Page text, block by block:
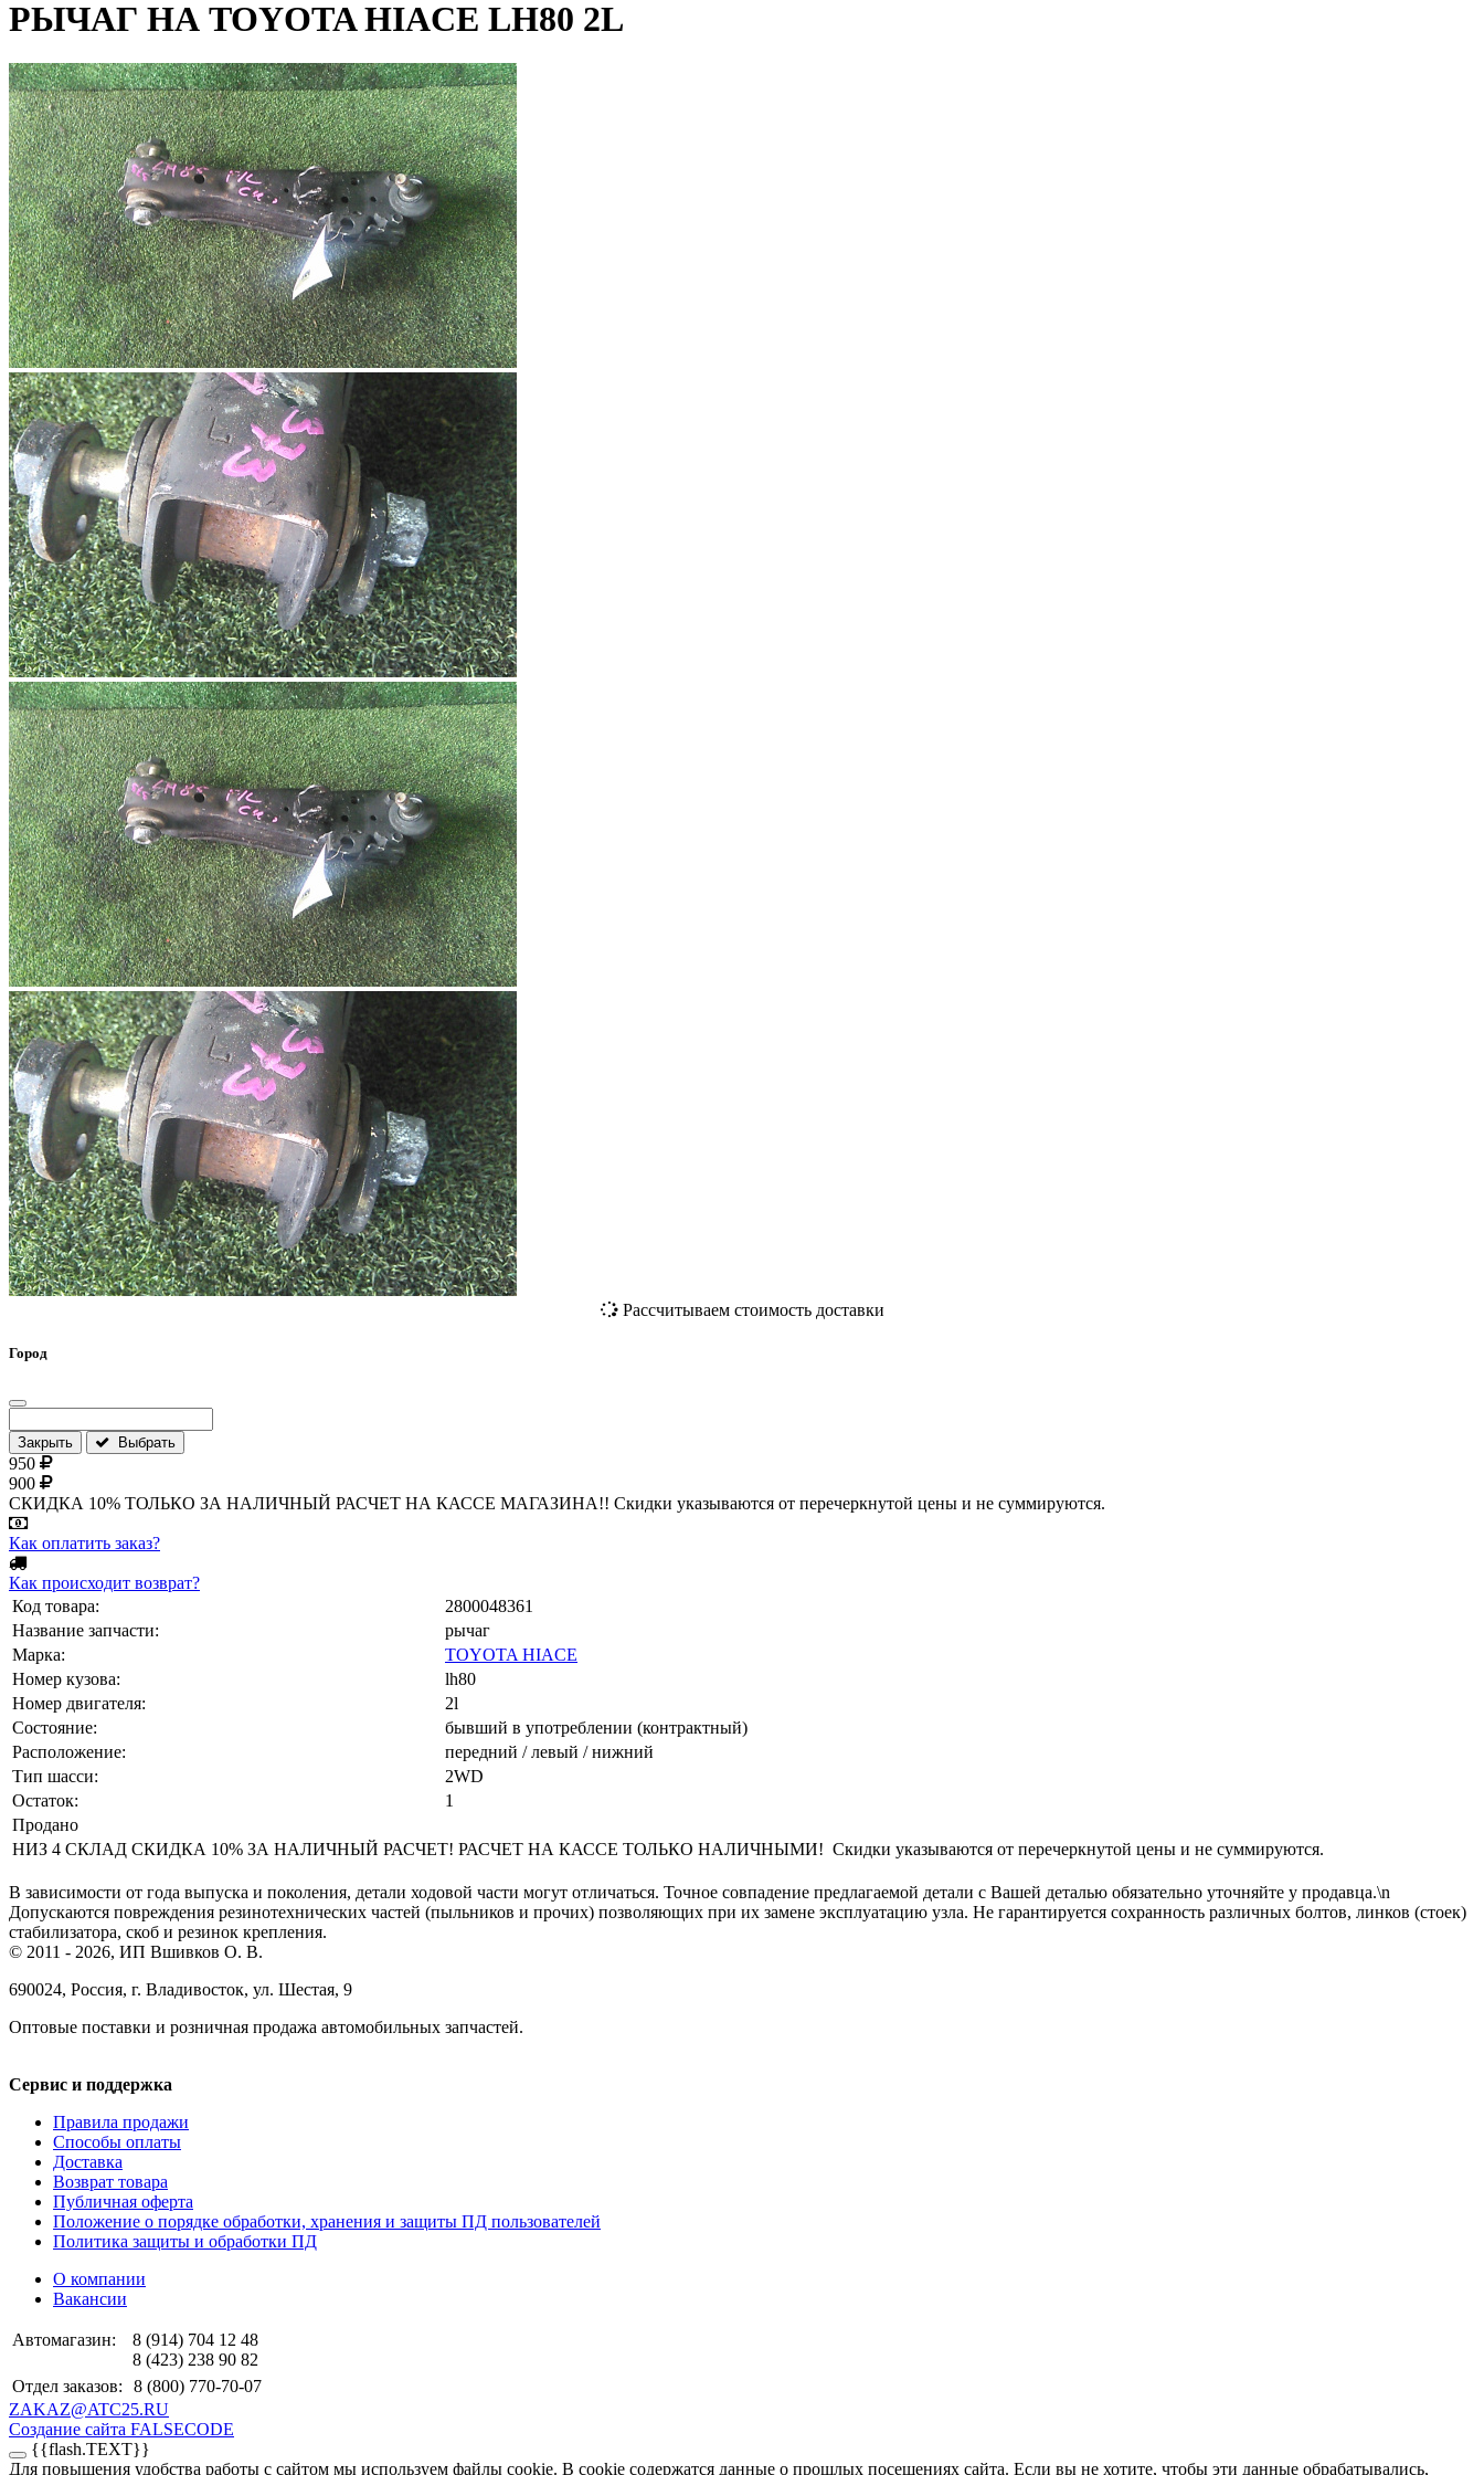
РЫЧАГ НА TOYOTA HIACE LH80 2L
Рассчитываем стоимость доставки
Город
Закрыть Выбрать
950
900
СКИДКА 10% ТОЛЬКО ЗА НАЛИЧНЫЙ РАСЧЕТ НА КАССЕ МАГАЗИНА!! Скидки указываются от перечеркнутой цены и не суммируются.
Как оплатить заказ?
Как происходит возврат?
Код товара:
2800048361
Название запчасти:
рычаг
Марка:
TOYOTA HIACE
Номер кузова:
lh80
Номер двигателя:
2l
Состояние:
бывший в употреблении (контрактный)
Расположение:
передний / левый / нижний
Тип шасси:
2WD
Остаток:
1
Продано
НИЗ 4 СКЛАД СКИДКА 10% ЗА НАЛИЧНЫЙ РАСЧЕТ! РАСЧЕТ НА КАССЕ ТОЛЬКО НАЛИЧНЫМИ! Скидки указываются от перечеркнутой цены и не суммируются.
В зависимости от года выпуска и поколения, детали ходовой части могут отличаться. Точное совпадение предлагаемой детали с Вашей деталью обязательно уточняйте у продавца.\n
Допускаются повреждения резинотехнических частей (пыльников и прочих) позволяющих при их замене эксплуатацию узла. Не гарантируется сохранность различных болтов, линков (стоек)
стабилизатора, скоб и резинок крепления.
© 2011 - 2026, ИП Вшивков О. В.
690024, Россия, г. Владивосток, ул. Шестая, 9
Оптовые поставки и розничная продажа автомобильных запчастей.
Сервис и поддержка
Правила продажи
Способы оплаты
Доставка
Возврат товара
Публичная оферта
Положение о порядке обработки, хранения и защиты ПД пользователей
Политика защиты и обработки ПД
О компании
Вакансии
Автомагазин:
8 (914) 704 12 48
8 (423) 238 90 82
Отдел заказов:
8 (800) 770-70-07
ZAKAZ@ATC25.RU
Создание сайта FALSECODE
{{flash.TEXT}}
Для повышения удобства работы с сайтом мы используем файлы cookie. В cookie содержатся данные о прошлых посещениях сайта. Если вы не хотите, чтобы эти данные обрабатывались,